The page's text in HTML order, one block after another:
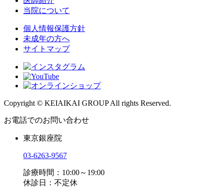
当院について
個人情報保護方針
未成年の方へ
サイトマップ
Copyright © KEIAIKAI GROUP All rights Reserved.
お電話でのお問い合わせ
東京銀座院
03-6263-9567
診療時間：10:00～19:00
休診日：不定休